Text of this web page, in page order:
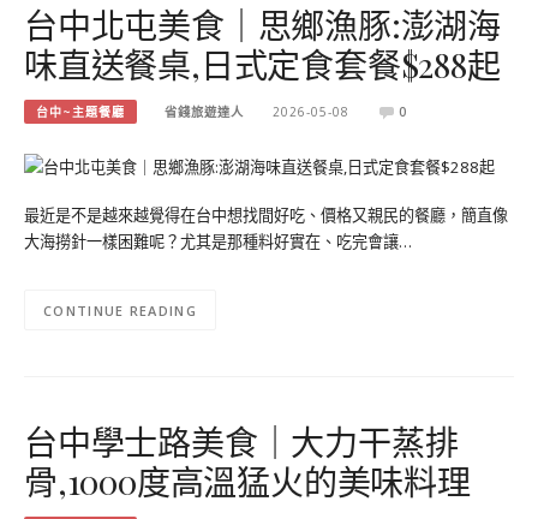
台中北屯美食｜思鄉漁豚:澎湖海
味直送餐桌,日式定食套餐$288起
台中~主題餐廳 省錢旅遊達人 2026-05-08 0
最近是不是越來越覺得在台中想找間好吃、價格又親民的餐廳，簡直像
大海撈針一樣困難呢？尤其是那種料好實在、吃完會讓…
CONTINUE READING
台中學士路美食｜大力干蒸排
骨,1000度高溫猛火的美味料理